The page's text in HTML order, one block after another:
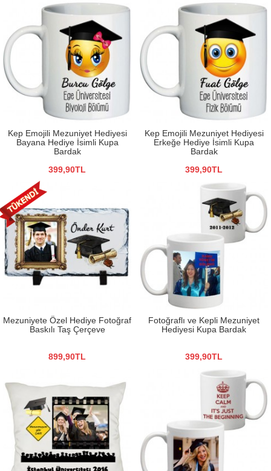
Kep Emojili Mezuniyet Hediyesi
Bayana Hediye İsimli Kupa
Bardak
399,90TL
Kep Emojili Mezuniyet Hediyesi
Erkeğe Hediye İsimli Kupa
Bardak
399,90TL
Mezuniyete Özel Hediye Fotoğraf
Baskılı Taş Çerçeve
899,90TL
Fotoğraflı ve Kepli Mezuniyet
Hediyesi Kupa Bardak
399,90TL